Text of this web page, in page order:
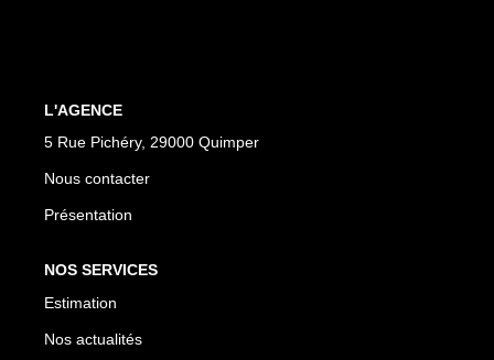
L'AGENCE
5 Rue Pichéry, 29000 Quimper
Nous contacter
Présentation
NOS SERVICES
Estimation
Nos actualités